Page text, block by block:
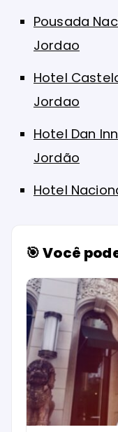
Pousada
Jordao
Hotel
Jordao
Hotel Dan
Jordão
Hotel
🎯 Você